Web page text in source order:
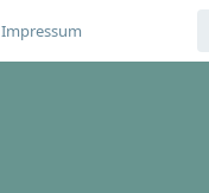
Impressum